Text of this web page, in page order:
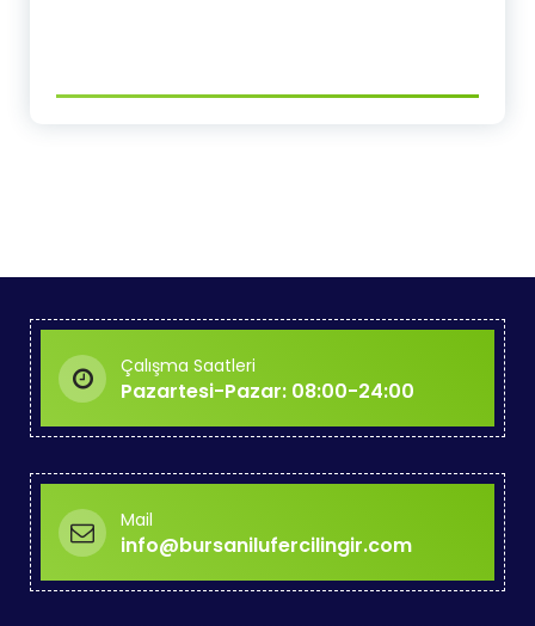
Çalışma Saatleri
Pazartesi-Pazar: 08:00-24:00
Mail
info@bursanilufercilingir.com